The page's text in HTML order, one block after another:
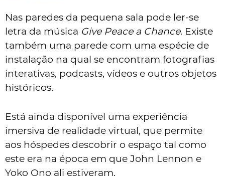
Nas paredes da pequena sala pode ler-se
letra da música Give Peace a Chance. Existe
também uma parede com uma espécie de
instalação na qual se encontram fotografias
interativas, podcasts, vídeos e outros objetos
históricos.
Está ainda disponível uma experiência
imersiva de realidade virtual, que permite
aos hóspedes descobrir o espaço tal como
este era na época em que John Lennon e
Yoko Ono ali estiveram.